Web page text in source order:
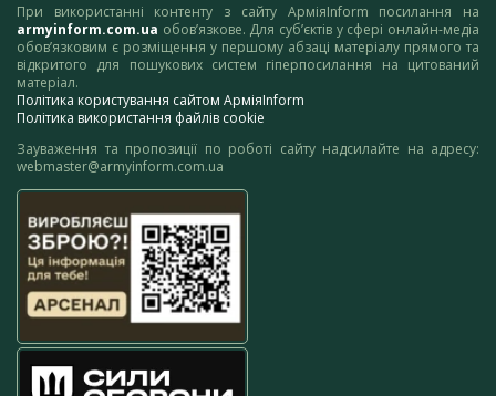
При використанні контенту з сайту АрміяInform посилання на
armyinform.com.ua обов’язкове. Для суб’єктів у сфері онлайн-медіа
обов’язковим є розміщення у першому абзаці матеріалу прямого та
відкритого для пошукових систем гіперпосилання на цитований
матеріал.
Політика користування сайтом АрміяInform
Політика використання файлів cookie
Зауваження та пропозиції по роботі сайту надсилайте на адресу:
webmaster@armyinform.com.ua